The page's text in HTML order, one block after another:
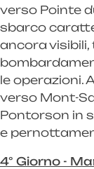
verso Pointe
sbarco
ancora
le operazioni.
verso Mont-
Pontorson in
e
4° Giorno -